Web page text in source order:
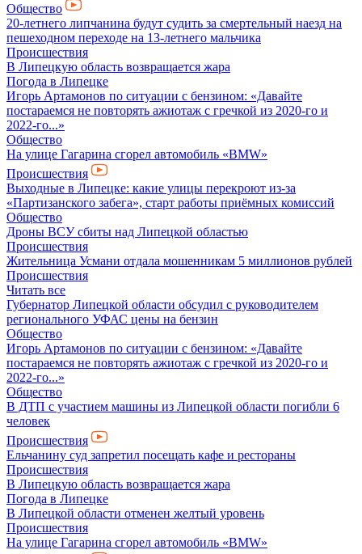
Общество
20-летнего липчанина будут судить за смертельный наезд на
пешеходном переходе на 13-летнего мальчика
Происшествия
В Липецкую область возвращается жара
Погода в Липецке
Игорь Артамонов по ситуации с бензином: «Давайте
постараемся не повторять ажиотаж с гречкой из 2020-го и
2022-го...»
Общество
На улице Гагарина сгорел автомобиль «BMW»
Происшествия
Выходные в Липецке: какие улицы перекроют из-за
«Партизанского забега», старт работы приёмных комиссий
Общество
Дроны ВСУ сбиты над Липецкой областью
Происшествия
Жительница Усмани отдала мошенникам 5 миллионов рублей
Происшествия
Читать все
Губернатор Липецкой области обсудил с руководителем
регионального УФАС цены на бензин
Общество
Игорь Артамонов по ситуации с бензином: «Давайте
постараемся не повторять ажиотаж с гречкой из 2020-го и
2022-го...»
Общество
В ДТП с участием машины из Липецкой области погибли 6
человек
Происшествия
Ельчанину суд запретил посещать кафе и рестораны
Происшествия
В Липецкую область возвращается жара
Погода в Липецке
В Липецкой области отменен желтый уровень
Происшествия
На улице Гагарина сгорел автомобиль «BMW»